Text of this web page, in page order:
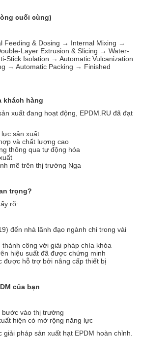
cuối cùng)
Feeding & Dosing → Internal Mixing →
Layer Extrusion & Slicing → Water-
Stick Isolation → Automatic Vulcanization
→ Automatic Packing → Finished
khách hàng
xuất đang hoạt động, EPDM.RU đã đạt
sản xuất
và chất lượng cao
thông qua tự động hóa
mẽ trên thị trường Nga
trọng?
rõ:
đến nhà lãnh đạo ngành chỉ trong vài
công với giải pháp chìa khóa
hiệu suất đã được chứng minh
được hỗ trợ bởi nâng cấp thiết bị
của bạn
vào thị trường
hiện có mở rộng năng lực
giải pháp sản xuất hạt EPDM hoàn chỉnh.